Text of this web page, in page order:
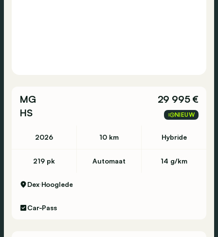
MG
HS
29 995 €
NIEUW
2026 10 km Hybride
219 pk Automaat 14 g/km
Dex Hooglede
Car-Pass